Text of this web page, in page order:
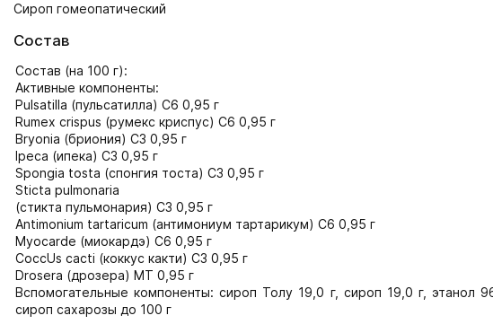
Сироп гомеопатический
Состав
Состав (на 100 г):
Активные компоненты:
Pulsatilla (пульсатилла) С6 0,95 г
Rumex crispus (румекс криспус) С6 0,95 г
Bryonia (бриония) С3 0,95 г
Ipeca (ипека) С3 0,95 г
Spongia tosta (спонгия тоста) С3 0,95 г
Sticta pulmonaria
(стикта пульмонария) С3 0,95 г
Antimonium tartaricum (антимониум тартарикум) С6 0,95 г
Myocarde (миокардэ) С6 0,95 г
CoccUs cacti (коккус какти) С3 0,95 г
Drosera (дрозера) МТ 0,95 г
Вспомогательные компоненты: сироп Толу 19,0 г, сироп 19,0 г, этанол
сироп сахарозы до 100 г